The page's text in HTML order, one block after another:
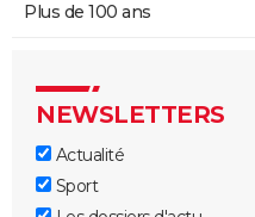
Plus de 100 ans
NEWSLETTERS
Actualité
Sport